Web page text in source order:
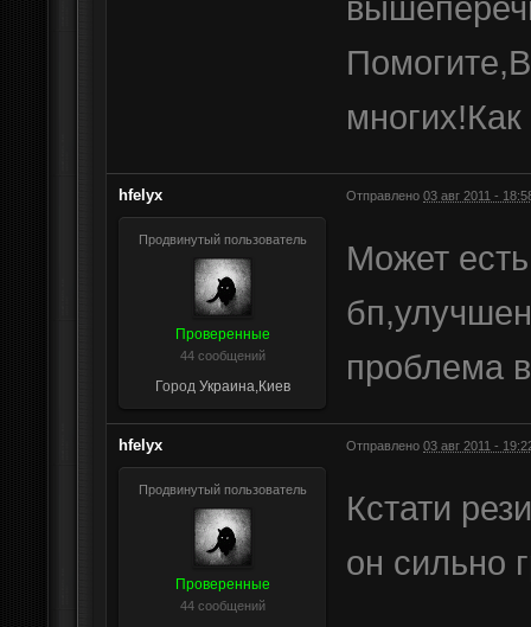
hfelyx Отправлено 03 авг 2011 -
Продвинутый пользователь
Проверенные
44 сообщений
Город Украина,Киев
Может
проблема
hfelyx Отправлено 03 авг 2011 -
Продвинутый пользователь
Проверенные
44 сообщений
Кстати
он сильно